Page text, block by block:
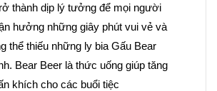
thành dịp lý tưởng để mọi người
hưởng những giây phút vui vẻ và
thể thiếu những ly bia Gấu Bear
Bear Beer là thức uống giúp tăng
khích cho các buổi tiệc